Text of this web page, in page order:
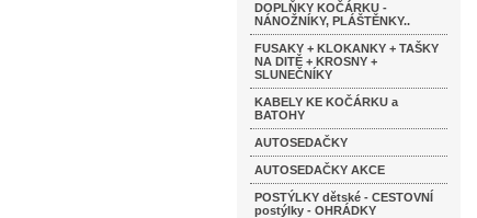
DOPLŇKY KOČÁRKU -
NÁNOŽNÍKY, PLÁŠTĚNKY..
FUSAKY + KLOKANKY + TAŠKY
NA DITĚ + KROSNY +
SLUNEČNÍKY
KABELY KE KOČÁRKU a
BATOHY
AUTOSEDAČKY
AUTOSEDAČKY AKCE
POSTÝLKY dětské - CESTOVNÍ
postýlky - OHRÁDKY